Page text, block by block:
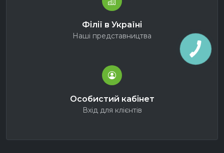
Філії в Україні
Наші представництва
Особистий кабінет
Вхід для клієнтів